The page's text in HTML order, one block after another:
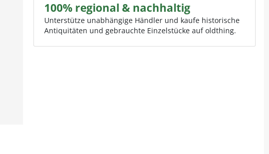
100% regional & nachhaltig
Unterstütze unabhängige Händler und kaufe historische
Antiquitäten und gebrauchte Einzelstücke auf oldthing.